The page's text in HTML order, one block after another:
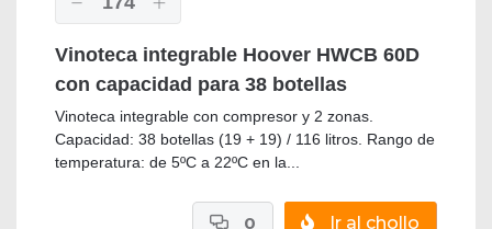
Vinoteca integrable Hoover HWCB 60D
con capacidad para 38 botellas
Vinoteca integrable con compresor y 2 zonas.
Capacidad: 38 botellas (19 + 19) / 116 litros. Rango de
temperatura: de 5ºC a 22ºC en la...
Ir al chollo
0